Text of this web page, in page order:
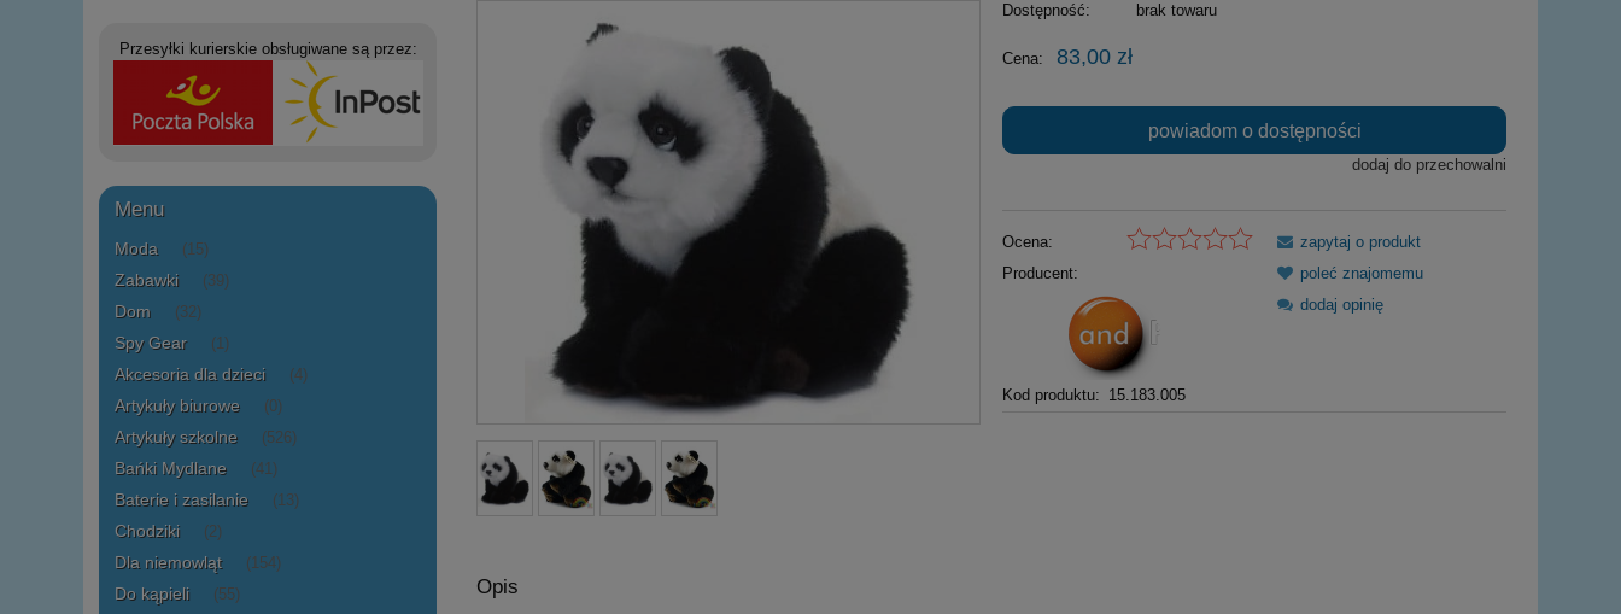
Przesyłki kurierskie obsługiwane są przez:
Menu
Moda (15)
Zabawki (39)
Dom (32)
Spy Gear (1)
Akcesoria dla dzieci (4)
Artykuły biurowe (0)
Artykuły szkolne (526)
Bańki Mydlane (41)
Baterie i zasilanie (13)
Chodziki (2)
Dla niemowląt (154)
Do kąpieli (55)
Dostępność: brak towaru
Cena: 83,00 zł
powiadom o dostępności
dodaj do przechowalni
Ocena:
Producent:
Kod produktu: 15.183.005
zapytaj o produkt
poleć znajomemu
dodaj opinię
Opis